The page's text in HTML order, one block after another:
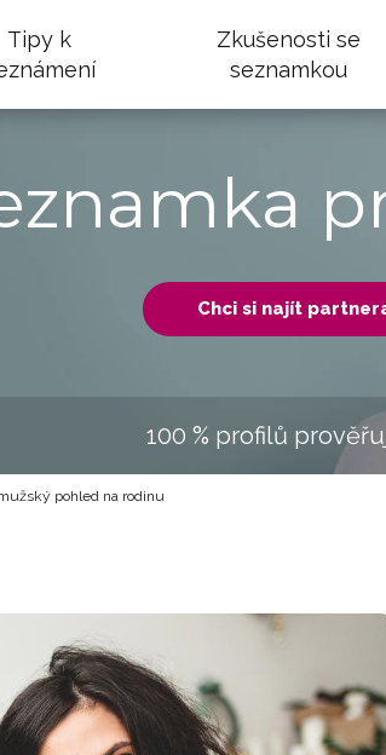
Tipy k
Zkušenosti se
seznamkou
Chci si najít
100 % profilů
pohled na rodinu